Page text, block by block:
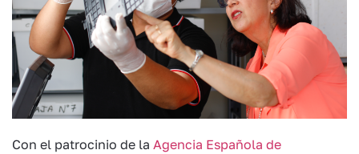
Con el patrocinio de la Agencia Española de